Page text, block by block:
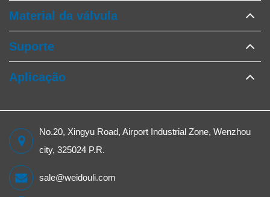
Material da válvula
Suporte
Aplicação
No.20, Xingyu Road, Airport Industrial Zone, Wenzhou
city, 325024 P.R.
sale@weidouli.com